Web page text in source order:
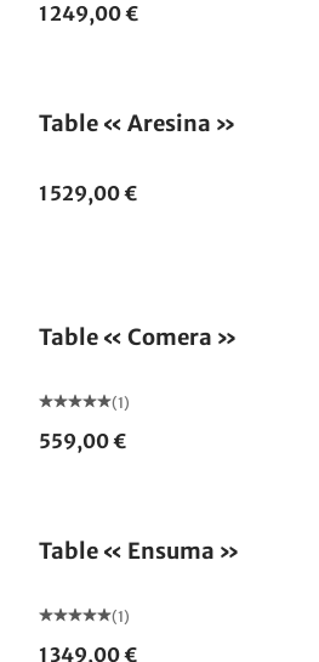
1 249,00 €
Table « Aresina »
1 529,00 €
Table « Comera »
(1)
559,00 €
Table « Ensuma »
(1)
1 349,00 €